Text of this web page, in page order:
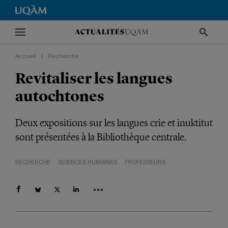
Accueil Recherche
Revitaliser les langues
autochtones
Deux expositions sur les langues crie et inuktitut
sont présentées à la Bibliothèque centrale.
RECHERCHE SCIENCES HUMAINES PROFESSEURS